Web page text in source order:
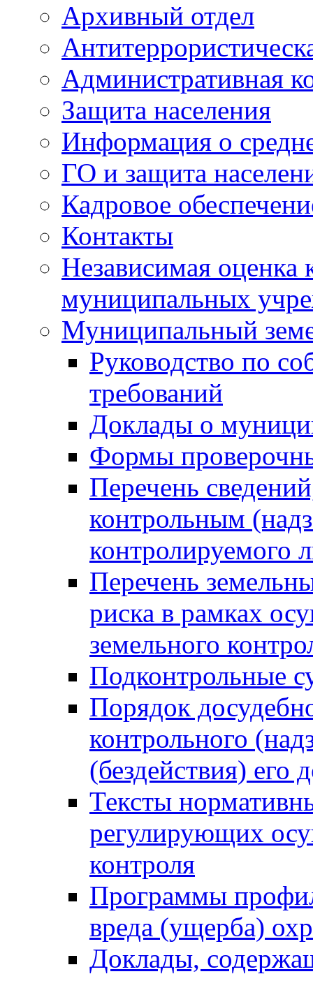
Архивный отдел
Административная
Защита населения
Информация о
ГО и защита
Кадровое
Контакты
Независимая оценка
муниципальных
Муниципальный
Руководство по
требований
Доклады о
Формы
Перечень
контрольным
контролируемого
Перечень
риска в рамках
земельного
Подконтрольные
Порядок
контрольного
(бездействия)
Тексты
регулирующих
контроля
Программы
вреда (ущерба)
Доклады,